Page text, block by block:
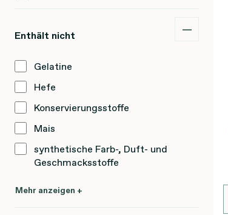
Enthält nicht
Gelatine
Hefe
Konservierungsstoffe
Mais
synthetische Farb-, Duft- und
Geschmacksstoffe
Mehr anzeigen +